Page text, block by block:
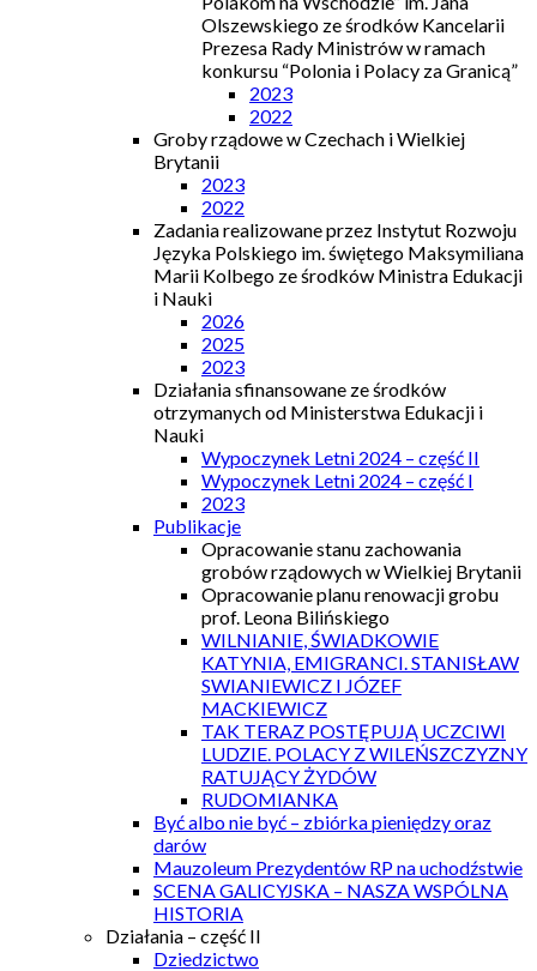
Olszewskiego ze środków Kancelarii
Prezesa Rady Ministrów w ramach
konkursu “Polonia i Polacy za Granicą”
2023
2022
Groby rządowe w Czechach i Wielkiej
Brytanii
2023
2022
Zadania realizowane przez Instytut Rozwoju
Języka Polskiego im. świętego Maksymiliana
Marii Kolbego ze środków Ministra Edukacji
i Nauki
2026
2025
2023
Działania sfinansowane ze środków
otrzymanych od Ministerstwa Edukacji i
Nauki
Wypoczynek Letni 2024 – część II
Wypoczynek Letni 2024 – część I
2023
Publikacje
Opracowanie stanu zachowania
grobów rządowych w Wielkiej Brytanii
Opracowanie planu renowacji grobu
prof. Leona Bilińskiego
WILNIANIE, ŚWIADKOWIE
KATYNIA, EMIGRANCI. STANISŁAW
SWIANIEWICZ I JÓZEF
MACKIEWICZ
TAK TERAZ POSTĘPUJĄ UCZCIWI
LUDZIE. POLACY Z WILEŃSZCZYZNY
RATUJĄCY ŻYDÓW
RUDOMIANKA
Być albo nie być – zbiórka pieniędzy oraz
darów
Mauzoleum Prezydentów RP na uchodźstwie
SCENA GALICYJSKA – NASZA WSPÓLNA
HISTORIA
Działania – część II
Dziedzictwo